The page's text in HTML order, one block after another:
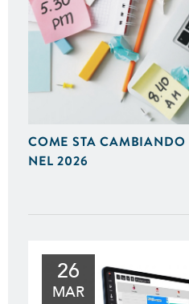
COME STA
NEL 2026
26
MAR
della Tua Azienda, in
Office e Programmi
Marketing. Ideiamo e Gestiamo
Instagram e Google
il Tuo Sito Web sui Motori di
Scopri Come